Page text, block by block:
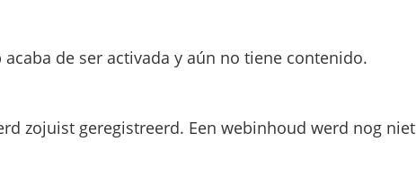
acaba de ser activada y aún no tiene contenido.
zojuist geregistreerd. Een webinhoud werd nog niet